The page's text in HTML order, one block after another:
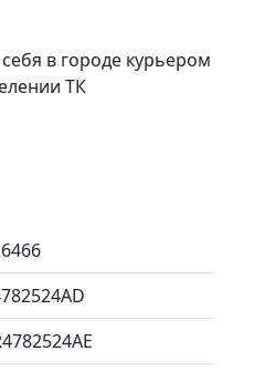
в городе курьером
ТК